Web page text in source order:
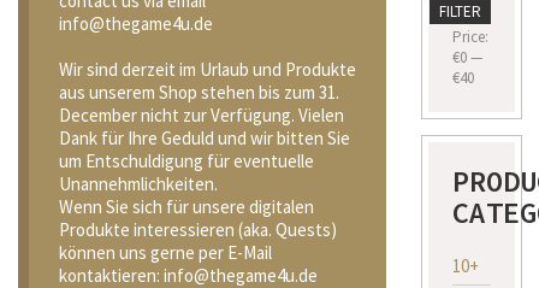
info@thegame4u.de
Wir sind derzeit im Urlaub und Produkte
aus unserem Shop stehen bis zum 31.
December nicht zur Verfügung. Vielen
Dank für Ihre Geduld und wir bitten Sie
um Entschuldigung für eventuelle
Unannehmlichkeiten.
Wenn Sie sich für unsere digitalen
Produkte interessieren (aka. Quests)
können uns gerne per E-Mail
kontaktieren: info@thegame4u.de
Min
price
Max
price
FILTER
Price:
€0—
€40
10+